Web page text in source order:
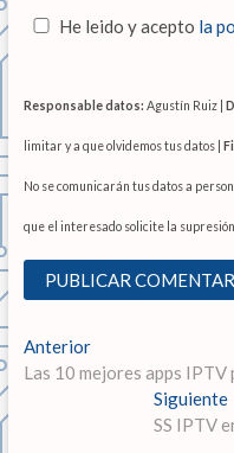
He leido y acepto la
Responsable datos: Agustín Ruiz |
limitar y a que olvidemos tus datos |
No se comunicarán tus datos a
que el interesado solicite la supresión
N
a
AnteriorE
n
Las 10 mejores apps IPTV
Siguiente
SS IPTV